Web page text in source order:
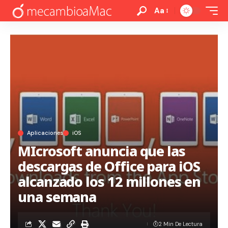
Aa
Aplicaciones iOS
MIcrosoft anuncia que las
descargas de Office para iOS
alcanzado los 12 millones en
una semana
2 Min De Lectura